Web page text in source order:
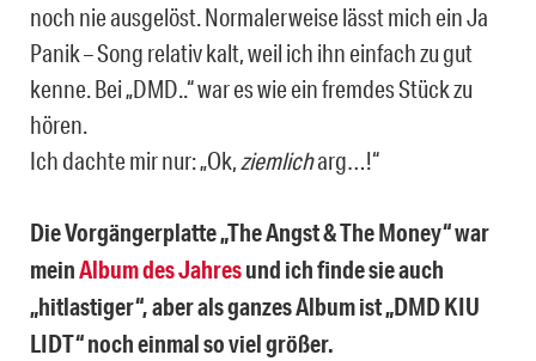
noch nie ausgelöst. Normalerweise lässt mich ein Ja
Panik – Song relativ kalt, weil ich ihn einfach zu gut
kenne. Bei „DMD..“ war es wie ein fremdes Stück zu
hören.
Ich dachte mir nur: „Ok, ziemlicharg…!“
Die Vorgängerplatte „The Angst & The Money“ war
meinAlbum des Jahresund ich finde sie auch
„hitlastiger“, aber als ganzes Album ist „DMD KIU
LIDT“ noch einmal so viel größer.